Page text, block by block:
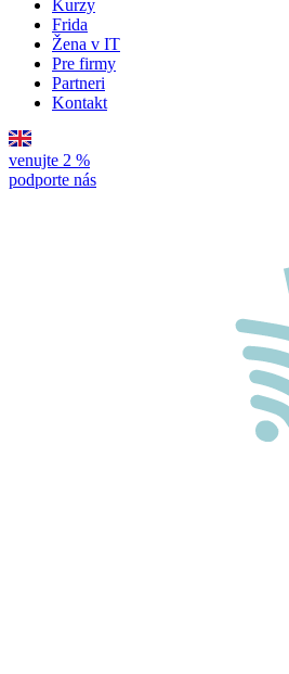
Kurzy
Frida
Žena v IT
Pre firmy
Partneri
Kontakt
venujte 2 %
podporte nás